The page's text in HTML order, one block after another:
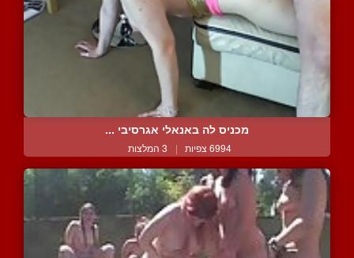
מכניס לה באנאלי אגרסיבי ...
6994 צפיות | 3 המלצות